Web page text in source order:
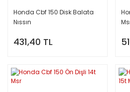
Honda Cbf 150 Disk Balata
Nıssın
431,40 TL